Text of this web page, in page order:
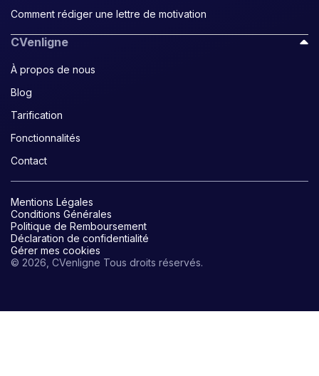
Comment rédiger une lettre de motivation
CVenligne
À propos de nous
Blog
Tarification
Fonctionnalités
Contact
© 2026, CVenligne Tous droits réservés.
Mentions Légales
Conditions Générales
Politique de Remboursement
Déclaration de confidentialité
Gérer mes cookies